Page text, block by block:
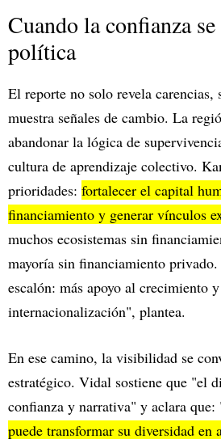
Cuando la confianza
política
El reporte no solo revela carencias,
muestra señales de cambio. La
abandonar la lógica de
cultura de aprendizaje colectivo.
prioridades: fortalecer el capital
financiamiento y generar vínculos
muchos ecosistemas sin
mayoría sin financiamiento
escalón: más apoyo al crecimiento
internacionalización", plantea.
En ese camino, la visibilidad se
estratégico. Vidal sostiene que "el
confianza y narrativa" y aclara que:
puede transformar su diversidad en